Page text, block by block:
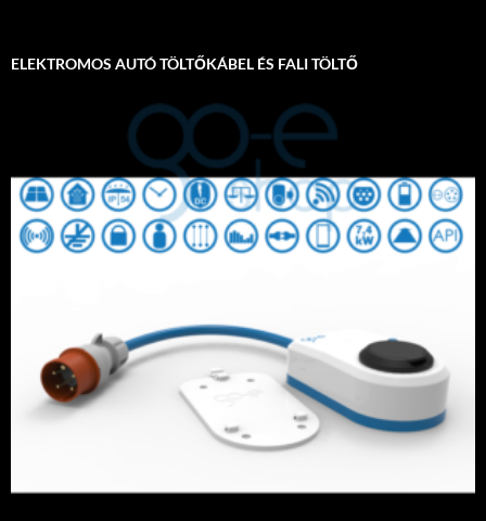
ELEKTROMOS AUTÓ TÖLTŐKÁBEL ÉS FALI TÖLTŐ